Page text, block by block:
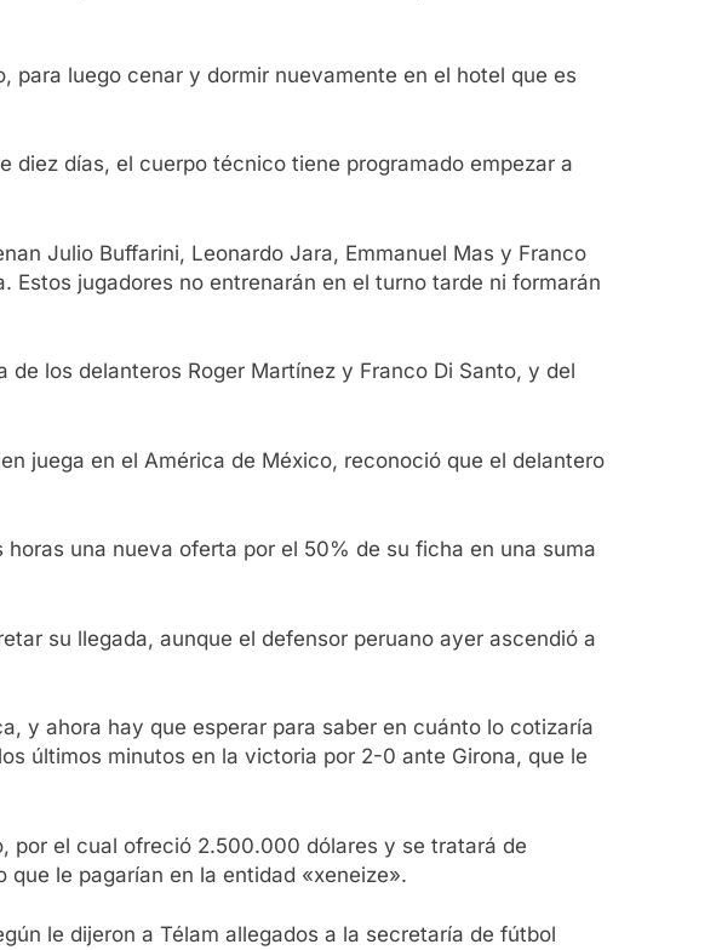
para luego cenar y dormir nuevamente en el hotel que es
diez días, el cuerpo técnico tiene programado empezar a
Julio Buffarini, Leonardo Jara, Emmanuel Mas y Franco
jugadores no entrenarán en el turno tarde ni formarán
los delanteros Roger Martínez y Franco Di Santo, y del
juega en el América de México, reconoció que el delantero
una nueva oferta por el 50% de su ficha en una suma
su llegada, aunque el defensor peruano ayer ascendió a
y ahora hay que esperar para saber en cuánto lo cotizaría
últimos minutos en la victoria por 2-0 ante Girona, que le
por el cual ofreció 2.500.000 dólares y se tratará de
le pagarían en la entidad «xeneize».
le dijeron a Télam allegados a la secretaría de fútbol